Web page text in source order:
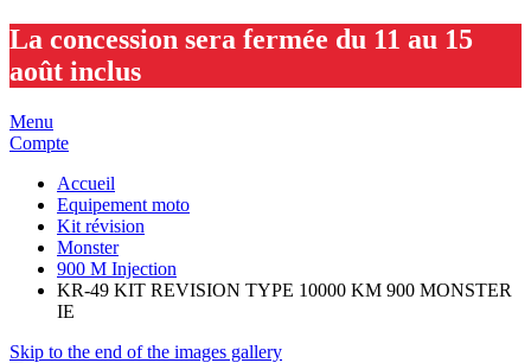
La concession sera fermée du 11 au 15
août inclus
Menu
Compte
Accueil
Equipement moto
Kit révision
Monster
900 M Injection
KR-49 KIT REVISION TYPE 10000 KM 900 MONSTER
IE
Skip to the end of the images gallery